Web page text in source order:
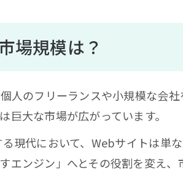
場規模は？
人のフリーランスや小規模な会
巨大な市場が広がっています。
現代において、Webサイトは単
エンジン」へとその役割を変え